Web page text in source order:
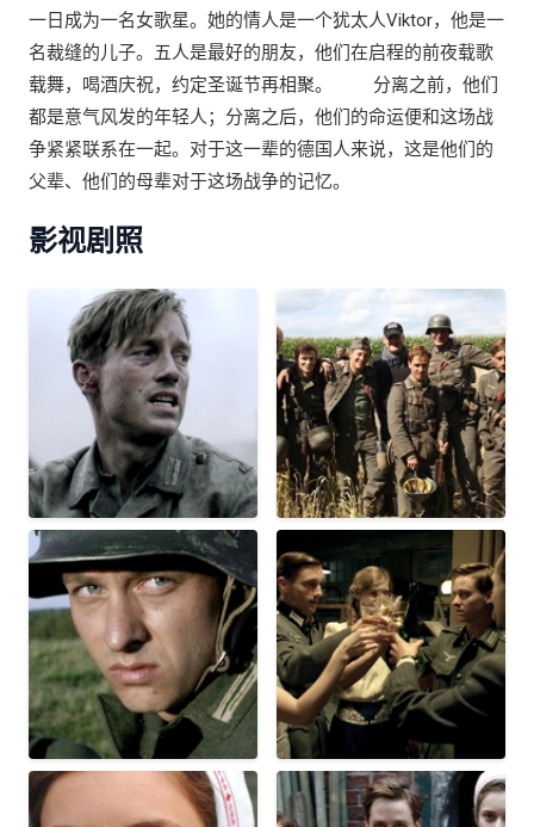
一日成为一名女歌星。她的情人是一个犹太人Viktor，他是一
名裁缝的儿子。五人是最好的朋友，他们在启程的前夜载歌
载舞，喝酒庆祝，约定圣诞节再相聚。 分离之前，他们
都是意气风发的年轻人；分离之后，他们的命运便和这场战
争紧紧联系在一起。对于这一辈的德国人来说，这是他们的
父辈、他们的母辈对于这场战争的记忆。
影视剧照